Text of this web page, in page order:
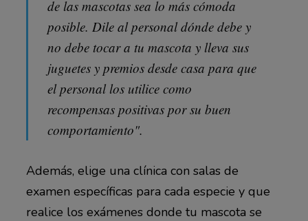
de las mascotas sea lo más cómoda
posible. Dile al personal dónde debe y
no debe tocar a tu mascota y lleva sus
juguetes y premios desde casa para que
el personal los utilice como
recompensas positivas por su buen
comportamiento".
Además, elige una clínica con salas de
examen específicas para cada especie y que
realice los exámenes donde tu mascota se